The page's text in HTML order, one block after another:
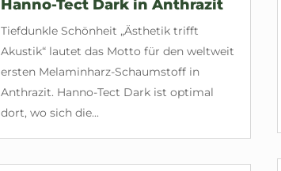
Hanno-Tect Dark in Anthrazit
Tiefdunkle Schönheit „Ästhetik trifft
Akustik“ lautet das Motto für den weltweit
ersten Melaminharz-Schaumstoff in
Anthrazit. Hanno-Tect Dark ist optimal
dort, wo sich die...